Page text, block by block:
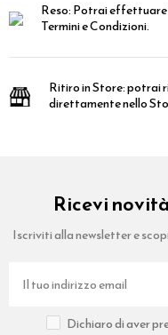
Reso:Potrai effettuare
Termini e Condizioni.
Ritiro in Store:potrai
direttamente nello
Ricevi
Iscriviti alla newsletter e
Dichiaro di aver